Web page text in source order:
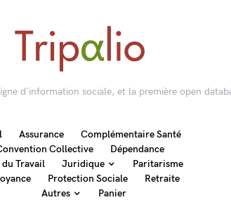
d'information sociale, et la première open
Assurance
Complémentaire Santé
Collective
Dépendance
Travail
Juridique
Paritarisme
Protection Sociale
Retraite
Autres
Panier